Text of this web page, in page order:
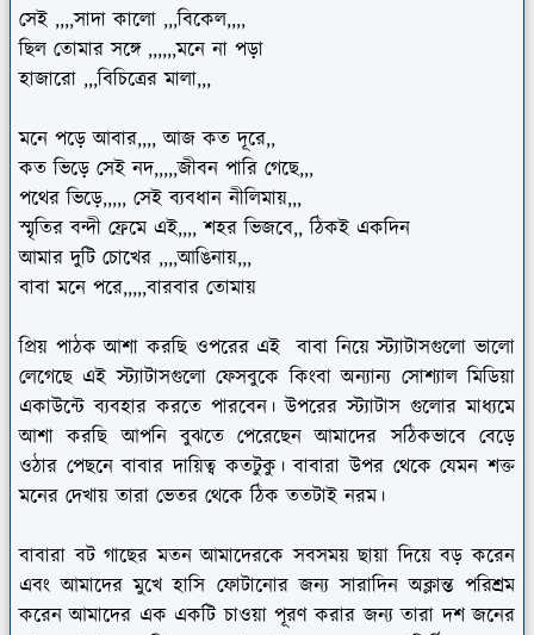
সেই ,,,,সাদা কালো ,,,বিকেল,,,,
ছিল তোমার সঙ্গে ,,,,,,মনে না পড়া
হাজারো ,,,বিচিত্রের মালা,,,
মনে পড়ে আবার,,,, আজ কত দূরে,,
কত ভিড়ে সেই নদ,,,,,জীবন পারি গেছে,,,
পথের ভিড়ে,,,,, সেই ব্যবধান নীলিমায়,,,
স্মৃতির বন্দী ফ্রেমে এই,,,, শহর ভিজবে,, ঠিকই একদিন
আমার দুটি চোখের ,,,,আঙিনায়,,,
বাবা মনে পরে,,,,,বারবার তোমায়
প্রিয় পাঠক আশা করছি ওপরের এই বাবা নিয়ে স্ট্যাটাসগুলো ভালো
লেগেছে এই স্ট্যাটাসগুলো ফেসবুকে কিংবা অন্যান্য সোশ্যাল মিডিয়া
একাউন্টে ব্যবহার করতে পারবেন। উপরের স্ট্যাটাস গুলোর মাধ্যমে
আশা করছি আপনি বুঝতে পেরেছেন আমাদের সঠিকভাবে বেড়ে
ওঠার পেছনে বাবার দায়িত্ব কতটুকু। বাবারা উপর থেকে যেমন শক্ত
মনের দেখায় তারা ভেতর থেকে ঠিক ততটাই নরম।
বাবারা বট গাছের মতন আমাদেরকে সবসময় ছায়া দিয়ে বড় করেন
এবং আমাদের মুখে হাসি ফোটানোর জন্য সারাদিন অক্লান্ত পরিশ্রম
করেন আমাদের এক একটি চাওয়া পূরণ করার জন্য তারা দশ জনের